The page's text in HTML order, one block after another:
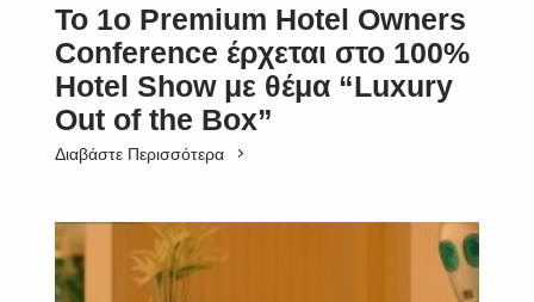
Το 1ο Premium Hotel Owners
Conference έρχεται στο 100%
Hotel Show με θέμα “Luxury
Out of the Box”
Διαβάστε Περισσότερα